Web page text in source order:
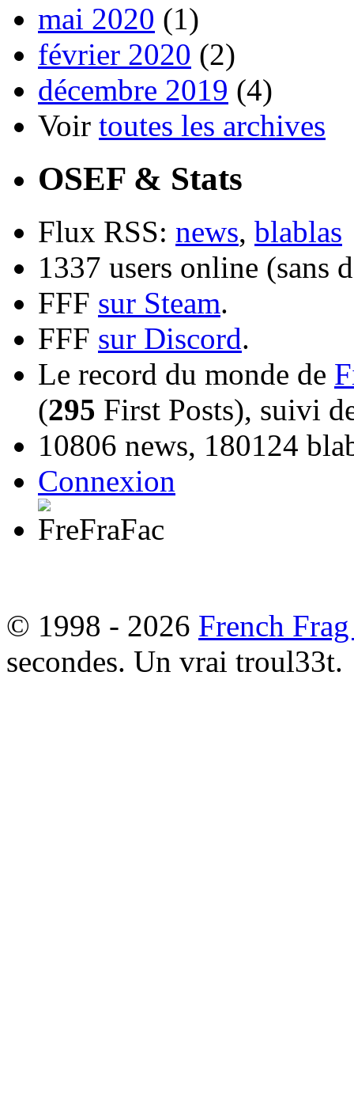
mai 2020 (1)
février 2020 (2)
décembre 2019 (4)
Voir toutes les archives
OSEF & Stats
Flux RSS: news, blablas
1337 users online (sans
FFF sur Steam.
FFF sur Discord.
Le record du monde de
(295 First Posts), suivi
10806 news, 180124
Connexion
© 1998 - 2026 French
secondes. Un vrai troul33t.